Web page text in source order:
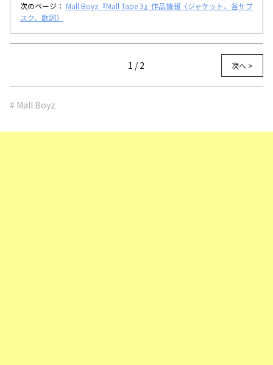
次のページ： Mall Boyz『Mall Tape 3』作品情報（ジャケット、各サブ
スク、歌詞）
1 / 2 次へ >
# Mall Boyz